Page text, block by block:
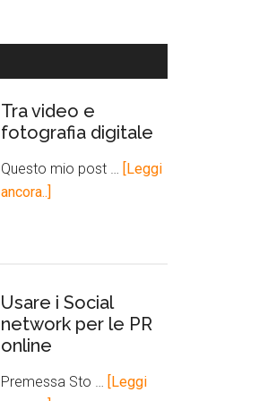
Tra video e
fotografia digitale
Questo mio post …
[Leggi
ancora..]
Usare i Social
network per le PR
online
Premessa Sto …
[Leggi